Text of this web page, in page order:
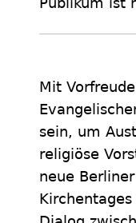
Mit
sein, um
religiöse
neue